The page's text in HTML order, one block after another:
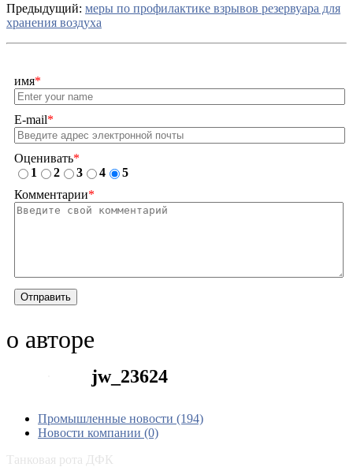
Предыдущий: меры по профилактике взрывов резервуара для
хранения воздуха
имя*
E-mail*
Оценивать*
1
2 3 4
5
Комментарии*
Отправить
о авторе
jw_23624
Промышленные новости (194)
Новости компании (0)
Танковая рота ДФК